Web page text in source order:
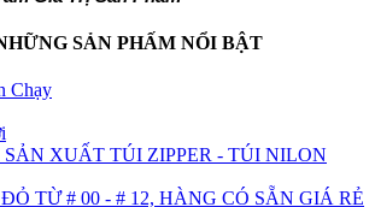
SẢN PHẤM NỔI BẬT
Chạy
XUẤT TÚI ZIPPER - TÚI NILON
TỪ # 00 - # 12, HÀNG CÓ SẴN GIÁ RẺ